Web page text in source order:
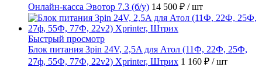
Онлайн-касса Эвотор 7.3 (б/у) 14 500 ₽ / шт
Быстрый просмотр
Блок питания 3pin 24V, 2,5A для Атол (11Ф, 22Ф, 25Ф,
27ф, 55Ф, 77Ф, 22v2) Xprinter, Штрих 1 160 ₽ / шт